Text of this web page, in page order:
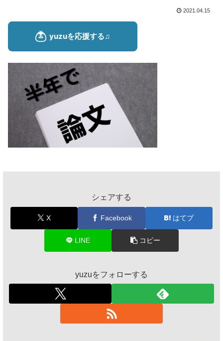
2021.04.15
シェアする
X Facebook はてブ
LINE コピー
yuzuをフォローする